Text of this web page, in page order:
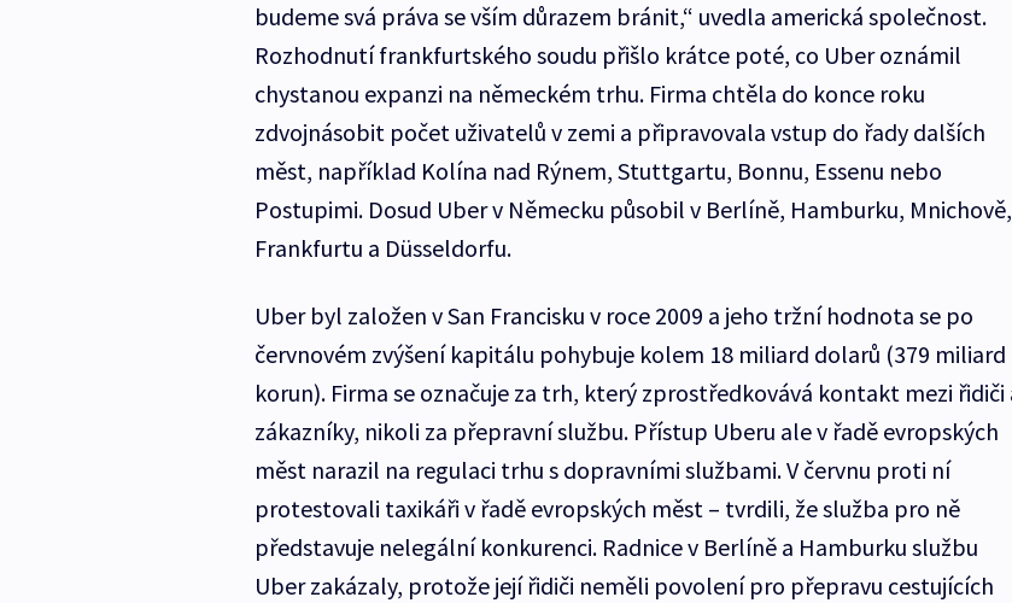
budeme svá práva se vším důrazem bránit,“ uvedla americká společnost.
Rozhodnutí frankfurtského soudu přišlo krátce poté, co Uber oznámil
chystanou expanzi na německém trhu. Firma chtěla do konce roku
zdvojnásobit počet uživatelů v zemi a připravovala vstup do řady dalších
měst, například Kolína nad Rýnem, Stuttgartu, Bonnu, Essenu nebo
Postupimi. Dosud Uber v Německu působil v Berlíně, Hamburku, Mnichově,
Frankfurtu a Düsseldorfu.
Uber byl založen v San Francisku v roce 2009 a jeho tržní hodnota se po
červnovém zvýšení kapitálu pohybuje kolem 18 miliard dolarů (379 miliard
korun). Firma se označuje za trh, který zprostředkovává kontakt mezi řidiči
zákazníky, nikoli za přepravní službu. Přístup Uberu ale v řadě evropských
měst narazil na regulaci trhu s dopravními službami. V červnu proti ní
protestovali taxikáři v řadě evropských měst – tvrdili, že služba pro ně
představuje nelegální konkurenci. Radnice v Berlíně a Hamburku službu
Uber zakázaly, protože její řidiči neměli povolení pro přepravu cestujících